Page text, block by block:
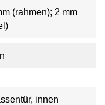
(rahmen); 2 mm
innen